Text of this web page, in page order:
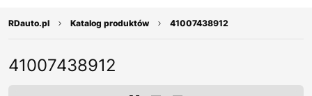
RDauto.pl Katalog produktów 41007438912
41007438912